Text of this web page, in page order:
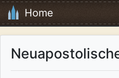
Home